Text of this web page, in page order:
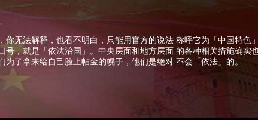
无法解释，也看不明白，只能用官方的说法 称呼它为「中国特色
，就是「依法治国」。中央层面和地方层面 的各种相关措施确实
了拿来给自己脸上帖金的幌子，他们是绝对 不会「依法」的。